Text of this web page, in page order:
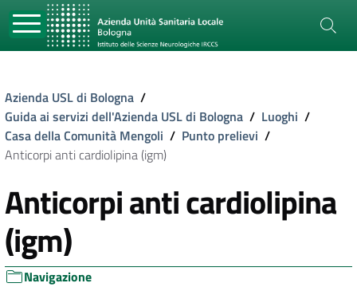
Azienda USL di Bologna /
Guida ai servizi dell'Azienda USL di Bologna / Luoghi /
Casa della Comunità Mengoli / Punto prelievi /
Anticorpi anti cardiolipina (igm)
Anticorpi anti cardiolipina
(igm)
Navigazione